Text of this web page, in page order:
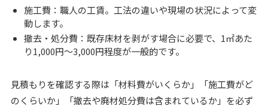
施工費：職人の工賃。工法の違いや現場の状況によって変
動します。
撤去・処分費：既存床材を剥がす場合に必要で、1㎡あた
り1,000円〜3,000円程度が一般的です。
見積もりを確認する際は「材料費がいくらか」「施工費がど
のくらいか」「撤去や廃材処分費は含まれているか」を必ず